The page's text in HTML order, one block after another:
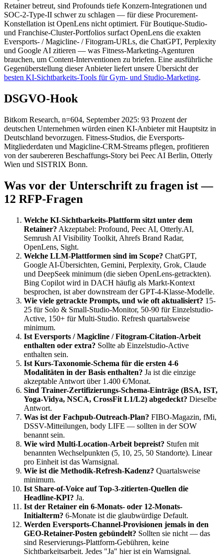
Retainer betreut, sind Profounds tiefe Konzern-Integrationen und
SOC-2-Type-II schwer zu schlagen — für diese Procurement-
Konstellation ist OpenLens nicht optimiert. Für Boutique-Studio-
und Franchise-Cluster-Portfolios surfact OpenLens die exakten
Eversports- / Magicline- / Fitogram-URLs, die ChatGPT, Perplexity
und Google AI zitieren — was Fitness-Marketing-Agenturen
brauchen, um Content-Interventionen zu briefen. Eine ausführliche
Gegenüberstellung dieser Anbieter liefert unsere Übersicht der
besten KI-Sichtbarkeits-Tools für Gym- und Studio-Marketing.
DSGVO-Hook
Bitkom Research, n=604, September 2025: 93 Prozent der
deutschen Unternehmen würden einen KI-Anbieter mit Hauptsitz in
Deutschland bevorzugen. Fitness-Studios, die Eversports-
Mitgliederdaten und Magicline-CRM-Streams pflegen, profitieren
von der saubereren Beschaffungs-Story bei Peec AI Berlin, Otterly
Wien und SISTRIX Bonn.
Was vor der Unterschrift zu fragen ist —
12 RFP-Fragen
Welche KI-Sichtbarkeits-Plattform sitzt unter dem
Retainer? Akzeptabel: Profound, Peec AI, Otterly.AI,
Semrush AI Visibility Toolkit, Ahrefs Brand Radar,
OpenLens, Sight.
Welche LLM-Plattformen sind im Scope? ChatGPT,
Google AI-Übersichten, Gemini, Perplexity, Grok, Claude
und DeepSeek minimum (die sieben OpenLens-getrackten).
Bing Copilot wird in DACH häufig als Markt-Kontext
besprochen, ist aber downstream der GPT-4-Klasse-Modelle.
Wie viele getrackte Prompts, und wie oft aktualisiert? 15-
25 für Solo & Small-Studio-Monitor, 50-90 für Einzelstudio-
Active, 150+ für Multi-Studio. Refresh quartalsweise
minimum.
Ist Eversports / Magicline / Fitogram-Citation-Arbeit
enthalten oder extra? Sollte ab Einzelstudio-Active
enthalten sein.
Ist Kurs-Taxonomie-Schema für die ersten 4-6
Modalitäten in der Basis enthalten? Ja ist die einzige
akzeptable Antwort über 1.400 €/Monat.
Sind Trainer-Zertifizierungs-Schema-Einträge (BSA, IST,
Yoga-Vidya, NSCA, CrossFit L1/L2) abgedeckt? Dieselbe
Antwort.
Was ist der Fachpub-Outreach-Plan? FIBO-Magazin, fMi,
DSSV-Mitteilungen, body LIFE — sollten in der SOW
benannt sein.
Wie wird Multi-Location-Arbeit bepreist? Stufen mit
benannten Wechselpunkten (5, 10, 25, 50 Standorte). Linear
pro Einheit ist das Warnsignal.
Wie ist die Methodik-Refresh-Kadenz? Quartalsweise
minimum.
Ist Share-of-Voice auf Top-3-zitierten-Quellen die
Headline-KPI? Ja.
Ist der Retainer ein 6-Monats- oder 12-Monats-
Initialterm? 6-Monate ist die glaubwürdige Default.
Werden Eversports-Channel-Provisionen jemals in den
GEO-Retainer-Posten gebündelt? Sollten sie nicht — das
sind Reservierungs-Plattform-Gebühren, keine
Sichtbarkeitsarbeit. Jedes "Ja" hier ist ein Warnsignal.